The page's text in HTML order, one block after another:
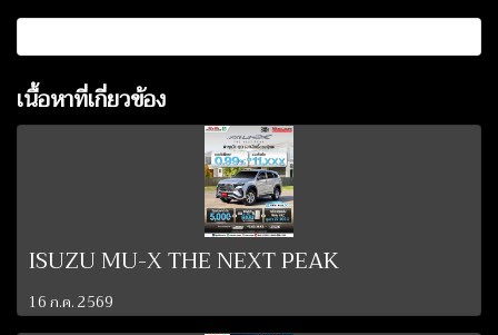
เนื้อหาที่เกี่ยวข้อง
ISUZU MU-X THE NEXT PEAK
16 ก.ค. 2569